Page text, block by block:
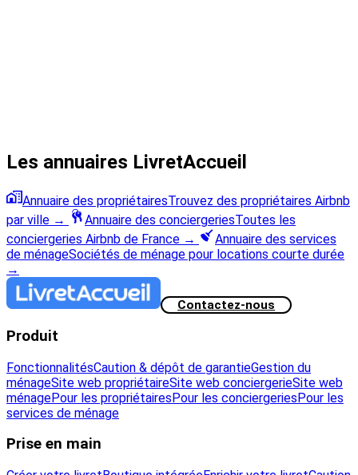
Les annuaires LivretAccueil
Annuaire des propriétairesTrouvez des propriétaires Airbnb
par ville → Annuaire des conciergeriesToutes les
conciergeries Airbnb de France →
Annuaire des services
de ménageSociétés de ménage pour locations courte durée
→
Contactez-nous
Produit
FonctionnalitésCaution & dépôt de garantieGestion du
ménageSite web propriétaireSite web conciergerieSite web
ménagePour les propriétairesPour les conciergeriesPour les
services de ménage
Prise en main